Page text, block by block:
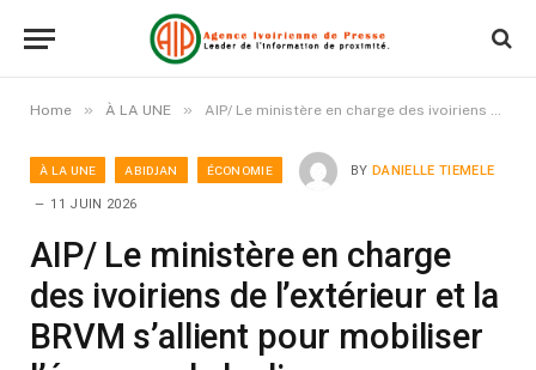
Home » À LA UNE » AIP/ Le ministère en charge des ivoiriens de l’extérieur et la BRVM s’allient pour mobiliser l’épargne de la diaspora au service du développement
À LA UNE ABIDJAN ÉCONOMIE BY DANIELLE TIEMELE
11 JUIN 2026
AIP/ Le ministère en charge
des ivoiriens de l’extérieur et la
BRVM s’allient pour mobiliser